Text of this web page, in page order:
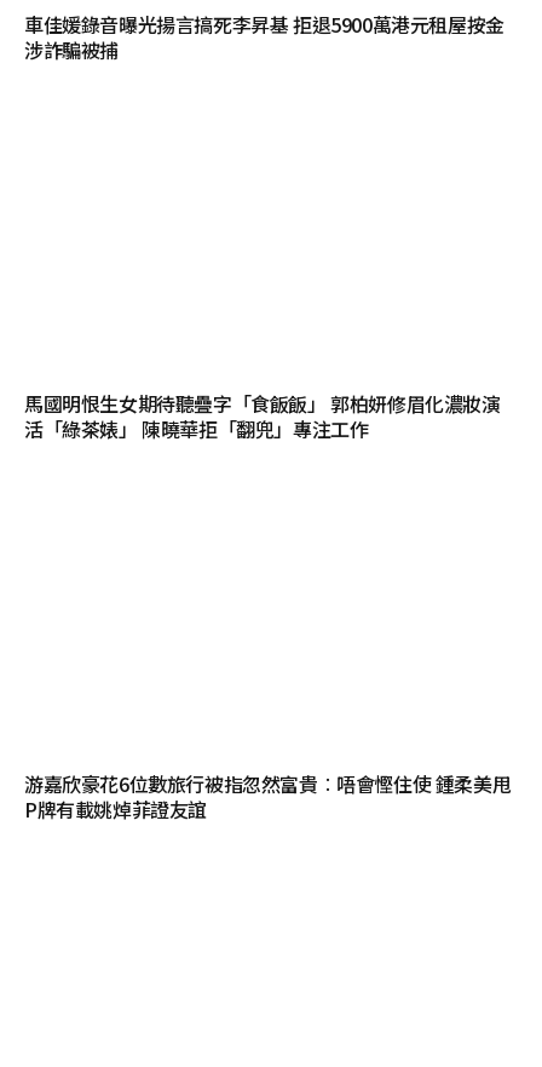
車佳媛錄音曝光揚言搞死李昇基 拒退5900萬港元租屋按金
涉詐騙被捕
馬國明恨生女期待聽疊字「食飯飯」 郭柏妍修眉化濃妝演
活「綠茶婊」 陳曉華拒「翻兜」專注工作
游嘉欣豪花6位數旅行被指忽然富貴︰唔會慳住使 鍾柔美甩
P牌有載姚焯菲證友誼